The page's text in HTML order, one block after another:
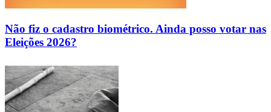
Não fiz o cadastro biométrico. Ainda posso votar nas
Eleições 2026?